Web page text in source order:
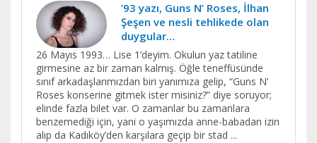
’93 yazı, Guns N’ Roses, İlhan
Şeşen ve nesli tehlikede olan
duygular…
26 Mayıs 1993… Lise 1’deyim. Okulun yaz tatiline
girmesine az bir zaman kalmış. Öğle teneffüsünde
sınıf arkadaşlarımızdan biri yanımıza gelip, “Guns N’
Roses konserine gitmek ister misiniz?” diye soruyor;
elinde fazla bilet var. O zamanlar bu zamanlara
benzemediği için, yani o yaşımızda anne-babadan izin
alıp da Kadıköy’den karşılara geçip bir stad ...